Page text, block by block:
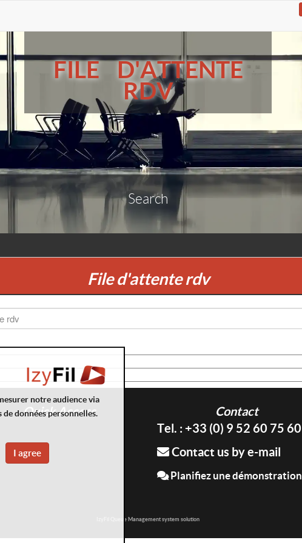
FILE D'ATTENTE
RDV
Search
File d'attente rdv
Quick Access
Contact
Tel. : +33 (0) 9 52 60 75 60
Contact us by e-mail
Planifiez une démonstration
IzyFil Queue Management system solution
notre audience via
données personnelles.
I agree